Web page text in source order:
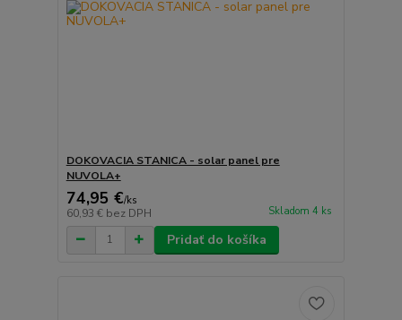
DOKOVACIA STANICA - solar panel pre
NUVOLA+
74,95 €/ks
60,93 € bez DPH Skladom 4 ks
Pridať do košíka